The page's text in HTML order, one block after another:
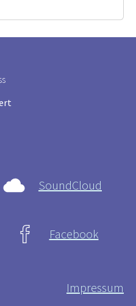
SoundCloud
Facebook
Impressum